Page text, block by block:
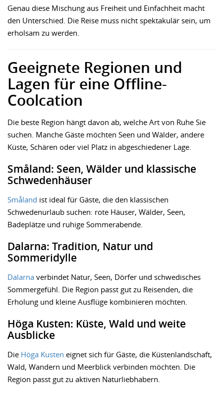
Genau diese Mischung aus Freiheit und Einfachheit macht
den Unterschied. Die Reise muss nicht spektakulär sein, um
erholsam zu werden.
Geeignete Regionen und
Lagen für eine Offline-
Coolcation
Die beste Region hängt davon ab, welche Art von Ruhe Sie
suchen. Manche Gäste möchten Seen und Wälder, andere
Küste, Schären oder viel Platz in abgeschiedener Lage.
Småland: Seen, Wälder und klassische
Schwedenhäuser
Småland ist ideal für Gäste, die den klassischen
Schwedenurlaub suchen: rote Häuser, Wälder, Seen,
Badeplätze und ruhige Sommerabende.
Dalarna: Tradition, Natur und
Sommeridylle
Dalarna verbindet Natur, Seen, Dörfer und schwedisches
Sommergefühl. Die Region passt gut zu Reisenden, die
Erholung und kleine Ausflüge kombinieren möchten.
Höga Kusten: Küste, Wald und weite
Ausblicke
Die Höga Kusten eignet sich für Gäste, die Küstenlandschaft,
Wald, Wandern und Meerblick verbinden möchten. Die
Region passt gut zu aktiven Naturliebhabern.